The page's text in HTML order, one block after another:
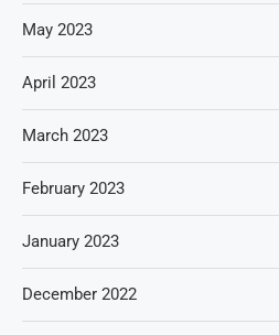
May 2023
April 2023
March 2023
February 2023
January 2023
December 2022